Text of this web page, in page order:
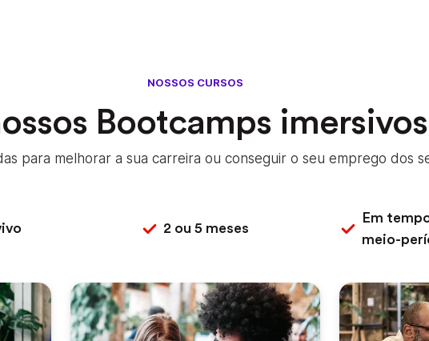
NOSSOS CURSOS
Bootcamps
para melhorar a sua carreira ou conseguir o seu emprego dos
2 ou 5 meses
Em
meio-